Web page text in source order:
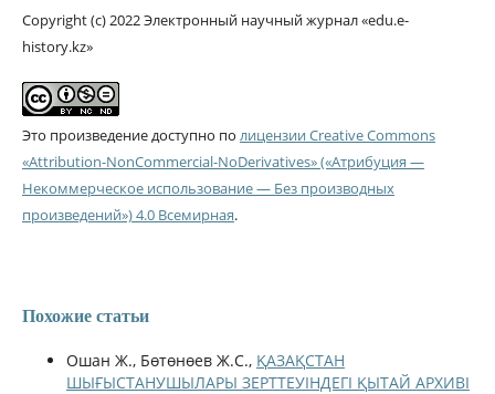
Copyright (c) 2022 Электронный научный журнал «edu.e-
history.kz»
Это произведение доступно по лицензии Creative Commons
«Attribution-NonCommercial-NoDerivatives» («Атрибуция —
Некоммерческое использование — Без производных
произведений») 4.0 Всемирная.
Похожие статьи
Ошан Ж., Бөтөнөев Ж.С., ҚАЗАҚСТАН
ШЫҒЫСТАНУШЫЛАРЫ ЗЕРТТЕУІНДЕГІ ҚЫТАЙ АРХИВІ